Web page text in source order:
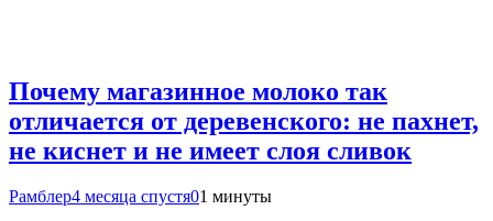
Почему магазинное молоко так
отличается от деревенского: не пахнет,
не киснет и не имеет слоя сливок
Рамблер4 месяца спустя01 минуты